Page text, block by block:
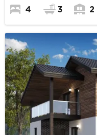
4 3 2